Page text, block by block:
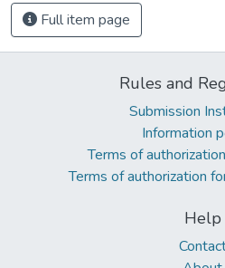
Full item page
Rules and
Submission
Information
Terms of
Terms of authorization
Help